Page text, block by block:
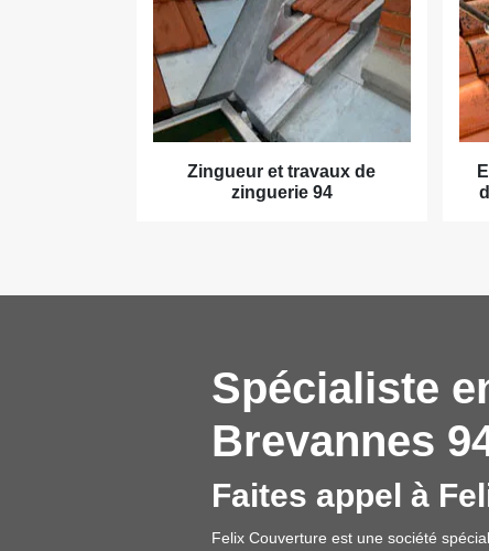
Zingueur et travaux de
zinguerie 94
Spécialiste
Brevannes
Faites appel à
Felix Couverture est une société